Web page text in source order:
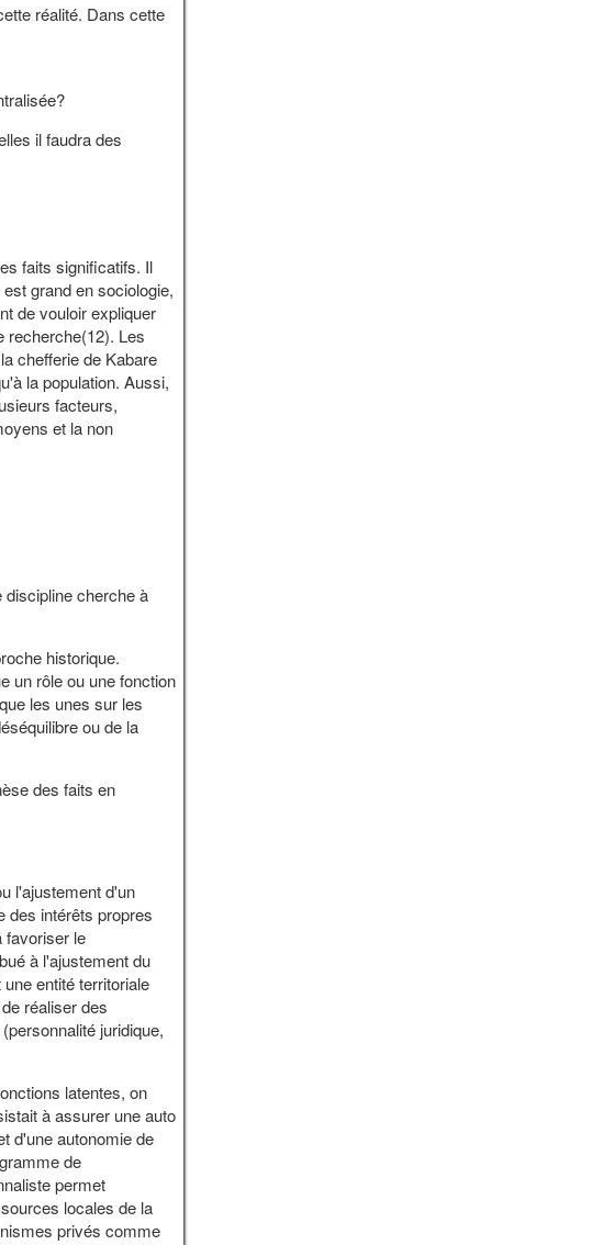
réalité. Dans cette
il faudra des
faits significatifs. Il
grand en sociologie,
de vouloir expliquer
recherche(12). Les
chefferie de Kabare
la population. Aussi,
facteurs,
et la non
discipline cherche à
historique.
un rôle ou une fonction
les unes sur les
ou de la
des faits en
l'ajustement d'un
des intérêts propres
favoriser le
à l'ajustement du
entité territoriale
réaliser des
juridique,
latentes, on
à assurer une auto
d'une autonomie de
de
permet
locales de la
privés comme